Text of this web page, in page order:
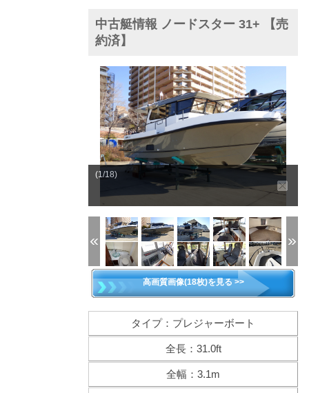
中古艇情報 ノードスター 31+ 【売
約済】
(1/18)
高画質画像(18枚)を見る >>
タイプ：プレジャーボート
全長：31.0ft
全幅：3.1m